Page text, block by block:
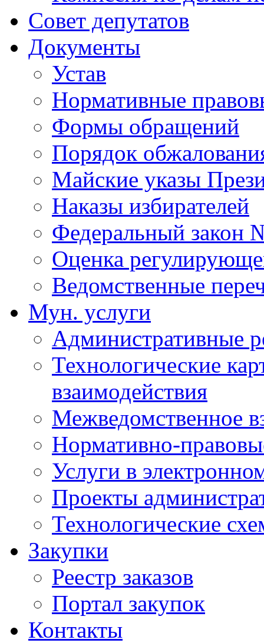
Совет депутатов
Документы
Устав
Нормативные
Формы обращений
Порядок
Майские указы
Наказы избирателей
Федеральный закон
Оценка
Ведомственные
Мун. услуги
Административные
Технологические
взаимодействия
Межведомственное
Нормативно-
Услуги в
Проекты
Технологические
Закупки
Реестр заказов
Портал закупок
Контакты